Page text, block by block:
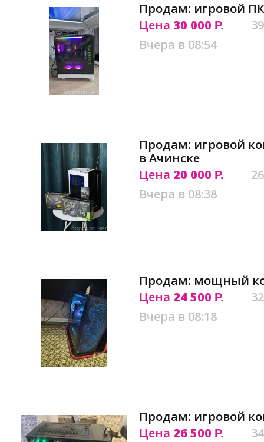
Продам: игровой
Цена 30 000 Р.
Вчера в 08:54
Продам: игровой
в Ачинске
Цена 20 000 Р.
Вчера в 08:38
Продам: мощный
Цена 24 500 Р.
Вчера в 08:18
Продам: игровой
Цена 26 500 Р.